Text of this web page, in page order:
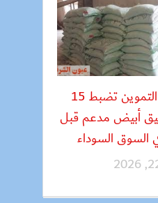
شرطة التموين تضبط 15
أبيض مدعم قبل
السوق السوداء